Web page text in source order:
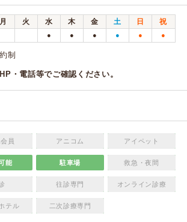
月 火 水 木 金 土 日
祝
● ● ● ● ● ●
制
・電話等でご確認ください。
員 アニコム アイペット
能 駐車場 救急・夜間
往診専門 オンライン診療
テル 二次診療専門